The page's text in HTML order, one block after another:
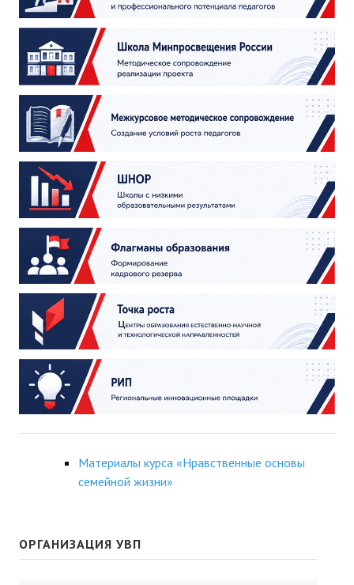
ДПО
Профессиональная переподготовка
Повышение квалификации
КОНТАКТЫ
Материалы курса «Нравственные основы
семейной жизни»
ОРГАНИЗАЦИЯ УВП